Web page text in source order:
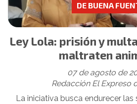
Ley Lola: prisión y
maltraten
Redacción El Expreso
DE BUENA
07 de agosto de
La iniciativa busca endurecer